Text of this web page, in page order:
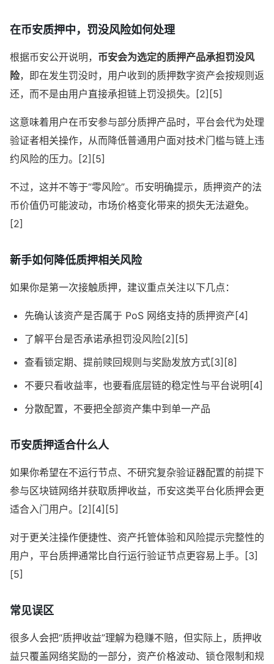
在币安质押中，罚没风险如何处理
根据币安公开说明， 币安会为选定的质押产品承担罚没风
险，即在发生罚没时，用户收到的质押数字资产会按规则返
还，而不是由用户直接承担链上罚没损失。[2][5]
这意味着用户在币安参与部分质押产品时，平台会代为处理
验证者相关操作，从而降低普通用户面对技术门槛与链上违
约风险的压力。[2][5]
不过，这并不等于“零风险”。币安明确提示，质押资产的法
币价值仍可能波动，市场价格变化带来的损失无法避免。
[2]
新手如何降低质押相关风险
如果你是第一次接触质押，建议重点关注以下几点：
先确认该资产是否属于 PoS 网络支持的质押资产[4]
了解平台是否承诺承担罚没风险[2][5]
查看锁定期、提前赎回规则与奖励发放方式[3][8]
不要只看收益率，也要看底层链的稳定性与平台说明[4]
分散配置，不要把全部资产集中到单一产品
币安质押适合什么人
如果你希望在不运行节点、不研究复杂验证器配置的前提下
参与区块链网络并获取质押收益，币安这类平台化质押会更
适合入门用户。[2][4][5]
对于更关注操作便捷性、资产托管体验和风险提示完整性的
用户，平台质押通常比自行运行验证节点更容易上手。[3]
[5]
常见误区
很多人会把“质押收益”理解为稳赚不赔，但实际上，质押收
益只覆盖网络奖励的一部分，资产价格波动、锁仓限制和规